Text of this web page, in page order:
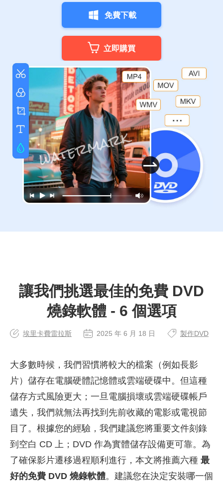
免費下載
立即購買
讓我們挑選最佳的免費 DVD
燒錄軟體 - 6 個選項
埃里卡費雷拉斯 2025 年 6 月 18 日 製作DVD
大多數時候，我們習慣將較大的檔案（例如長影
片）儲存在電腦硬體記憶體或雲端硬碟中。但這種
儲存方式風險更大；一旦電腦損壞或雲端硬碟帳戶
遺失，我們就無法再找到先前收藏的電影或電視節
目了。根據您的經驗，我們建議您將重要文件刻錄
到空白 CD 上；DVD 作為實體儲存設備更可靠。為
了確保影片遷移過程順利進行，本文將推薦六種 最
好的免費 DVD 燒錄軟體。建議您在決定安裝哪一個